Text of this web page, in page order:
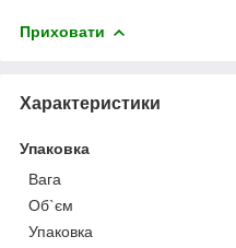
Приховати
Характеристики
Упаковка
Вага
Об`єм
Упаковка